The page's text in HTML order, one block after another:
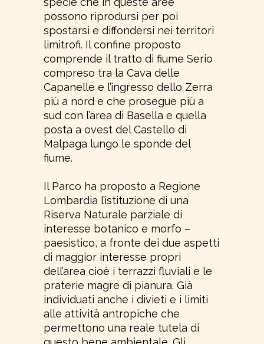
possono riprodursi per poi
spostarsi e diffondersi nei territori
limitrofi. Il confine proposto
comprende il tratto di fiume Serio
compreso tra la Cava delle
Capanelle e l’ingresso dello Zerra
più a nord e che prosegue più a
sud con l’area di Basella e quella
posta a ovest del Castello di
Malpaga lungo le sponde del
fiume.
Il Parco ha proposto a Regione
Lombardia l’istituzione di una
Riserva Naturale parziale di
interesse botanico e morfo –
paesistico, a fronte dei due aspetti
di maggior interesse propri
dell’area cioè i terrazzi fluviali e le
praterie magre di pianura. Già
individuati anche i divieti e i limiti
alle attività antropiche che
permettono una reale tutela di